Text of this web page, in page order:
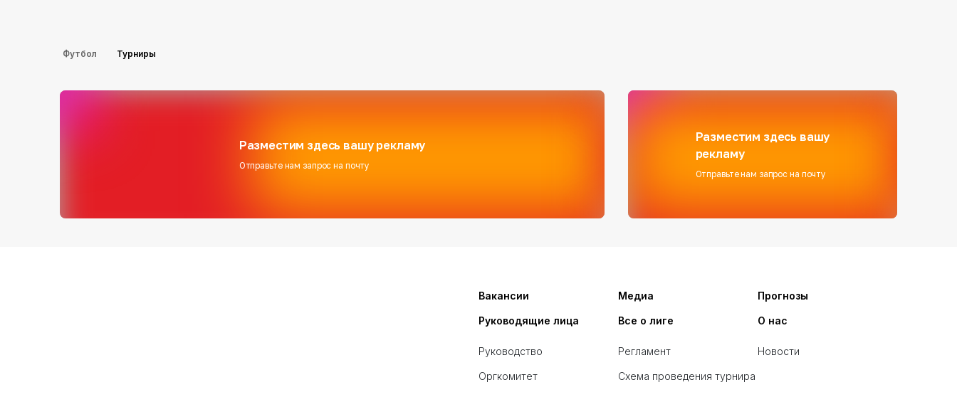
Футбол Турниры
Разместим здесь вашу рекламу
Отправьте нам запрос на почту
Разместим здесь вашу
рекламу
Отправьте нам запрос на почту
Все о лиге
Регламент
Схема проведения турнира
Медиа Прогнозы
О нас
Новости
Вакансии
Руководящие лица
Руководство
Оргкомитет